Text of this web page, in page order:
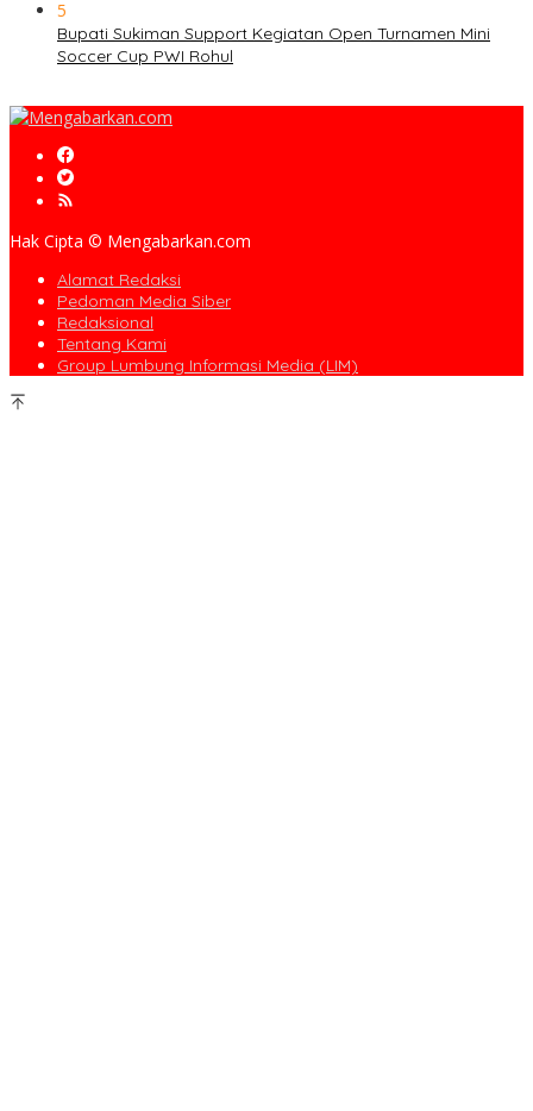
5
Bupati Sukiman Support Kegiatan Open Turnamen Mini
Soccer Cup PWI Rohul
Hak Cipta © Mengabarkan.com
Alamat Redaksi
Pedoman Media Siber
Redaksional
Tentang Kami
Group Lumbung Informasi Media (LIM)